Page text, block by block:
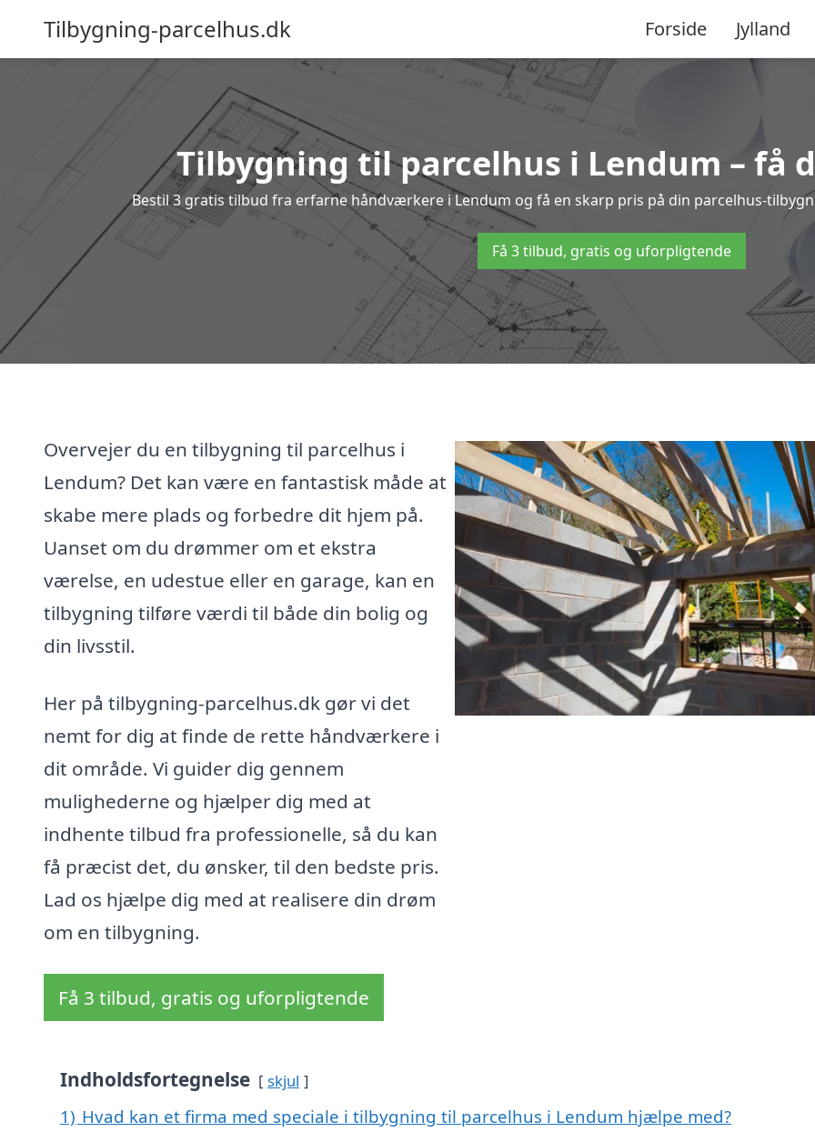
Tilbygning-parcelhus.dk Forside Jylland
Tilbygning til parcelhus i Lendum – få
Bestil 3 gratis tilbud fra erfarne håndværkere i Lendum og få en skarp pris på din parcelhus-
Få 3 tilbud, gratis og uforpligtende
Overvejer du en tilbygning til parcelhus i
Lendum? Det kan være en fantastisk måde at
skabe mere plads og forbedre dit hjem på.
Uanset om du drømmer om et ekstra
værelse, en udestue eller en garage, kan en
tilbygning tilføre værdi til både din bolig og
din livsstil.
Her på tilbygning-parcelhus.dk gør vi det
nemt for dig at finde de rette håndværkere i
dit område. Vi guider dig gennem
mulighederne og hjælper dig med at
indhente tilbud fra professionelle, så du kan
få præcist det, du ønsker, til den bedste pris.
Lad os hjælpe dig med at realisere din drøm
om en tilbygning.
Få 3 tilbud, gratis og uforpligtende
Indholdsfortegnelse skjul
1) Hvad kan et firma med speciale i tilbygning til parcelhus i Lendum hjælpe med?